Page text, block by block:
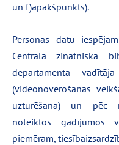
un f)apakšpunkts).
Personas datu
Centrālā zinātniskā
departamenta
(videonovērošanas
uzturēšana) un pēc
noteiktos gadījumos
piemēram,